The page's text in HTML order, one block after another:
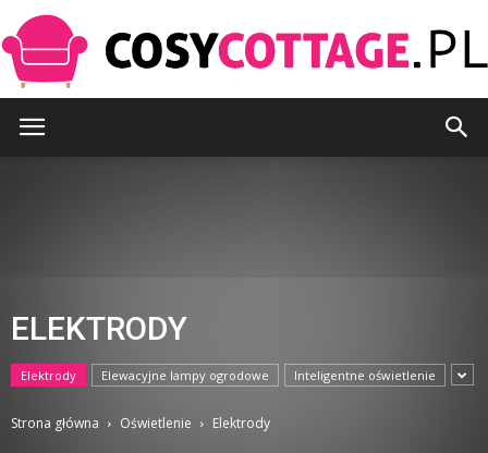
Strona główna Oświetlenie Elektrody
ELEKTRODY
Elektrody Elewacyjne lampy ogrodowe Inteligentne oświetlenie